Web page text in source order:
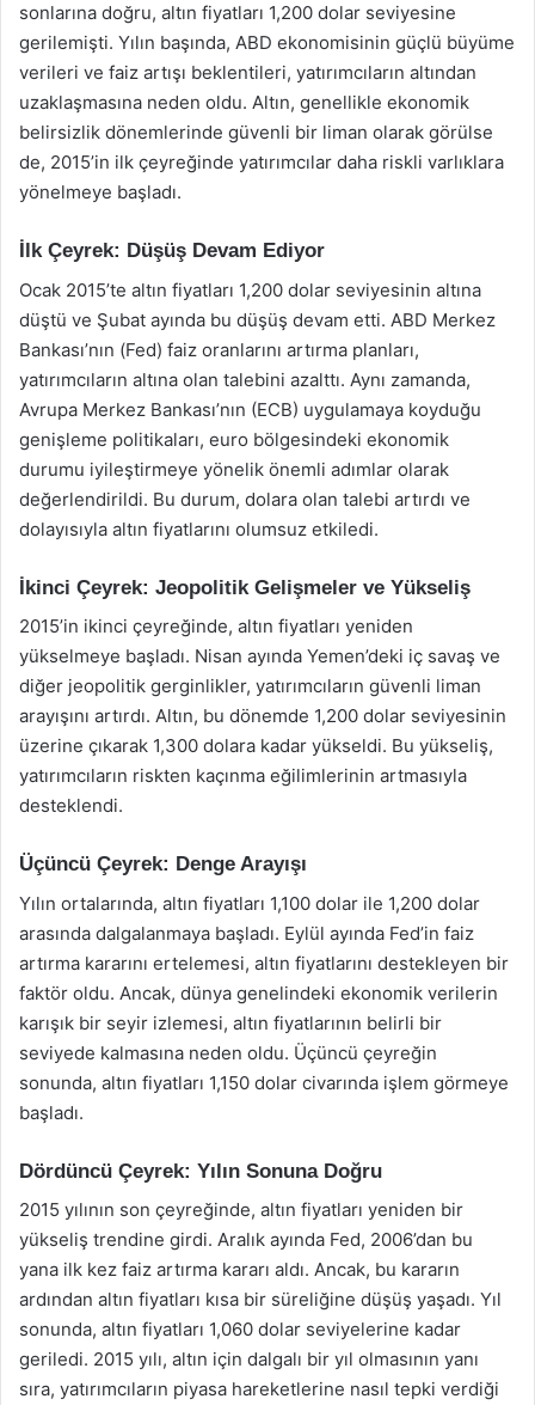
sonlarına doğru, altın fiyatları 1,200 dolar seviyesine
gerilemişti. Yılın başında, ABD ekonomisinin güçlü büyüme
verileri ve faiz artışı beklentileri, yatırımcıların altından
uzaklaşmasına neden oldu. Altın, genellikle ekonomik
belirsizlik dönemlerinde güvenli bir liman olarak görülse
de, 2015’in ilk çeyreğinde yatırımcılar daha riskli varlıklara
yönelmeye başladı.
İlk Çeyrek: Düşüş Devam Ediyor
Ocak 2015’te altın fiyatları 1,200 dolar seviyesinin altına
düştü ve Şubat ayında bu düşüş devam etti. ABD Merkez
Bankası’nın (Fed) faiz oranlarını artırma planları,
yatırımcıların altına olan talebini azalttı. Aynı zamanda,
Avrupa Merkez Bankası’nın (ECB) uygulamaya koyduğu
genişleme politikaları, euro bölgesindeki ekonomik
durumu iyileştirmeye yönelik önemli adımlar olarak
değerlendirildi. Bu durum, dolara olan talebi artırdı ve
dolayısıyla altın fiyatlarını olumsuz etkiledi.
İkinci Çeyrek: Jeopolitik Gelişmeler ve Yükseliş
2015’in ikinci çeyreğinde, altın fiyatları yeniden
yükselmeye başladı. Nisan ayında Yemen’deki iç savaş ve
diğer jeopolitik gerginlikler, yatırımcıların güvenli liman
arayışını artırdı. Altın, bu dönemde 1,200 dolar seviyesinin
üzerine çıkarak 1,300 dolara kadar yükseldi. Bu yükseliş,
yatırımcıların riskten kaçınma eğilimlerinin artmasıyla
desteklendi.
Üçüncü Çeyrek: Denge Arayışı
Yılın ortalarında, altın fiyatları 1,100 dolar ile 1,200 dolar
arasında dalgalanmaya başladı. Eylül ayında Fed’in faiz
artırma kararını ertelemesi, altın fiyatlarını destekleyen bir
faktör oldu. Ancak, dünya genelindeki ekonomik verilerin
karışık bir seyir izlemesi, altın fiyatlarının belirli bir
seviyede kalmasına neden oldu. Üçüncü çeyreğin
sonunda, altın fiyatları 1,150 dolar civarında işlem görmeye
başladı.
Dördüncü Çeyrek: Yılın Sonuna Doğru
2015 yılının son çeyreğinde, altın fiyatları yeniden bir
yükseliş trendine girdi. Aralık ayında Fed, 2006’dan bu
yana ilk kez faiz artırma kararı aldı. Ancak, bu kararın
ardından altın fiyatları kısa bir süreliğine düşüş yaşadı. Yıl
sonunda, altın fiyatları 1,060 dolar seviyelerine kadar
geriledi. 2015 yılı, altın için dalgalı bir yıl olmasının yanı
sıra, yatırımcıların piyasa hareketlerine nasıl tepki verdiği